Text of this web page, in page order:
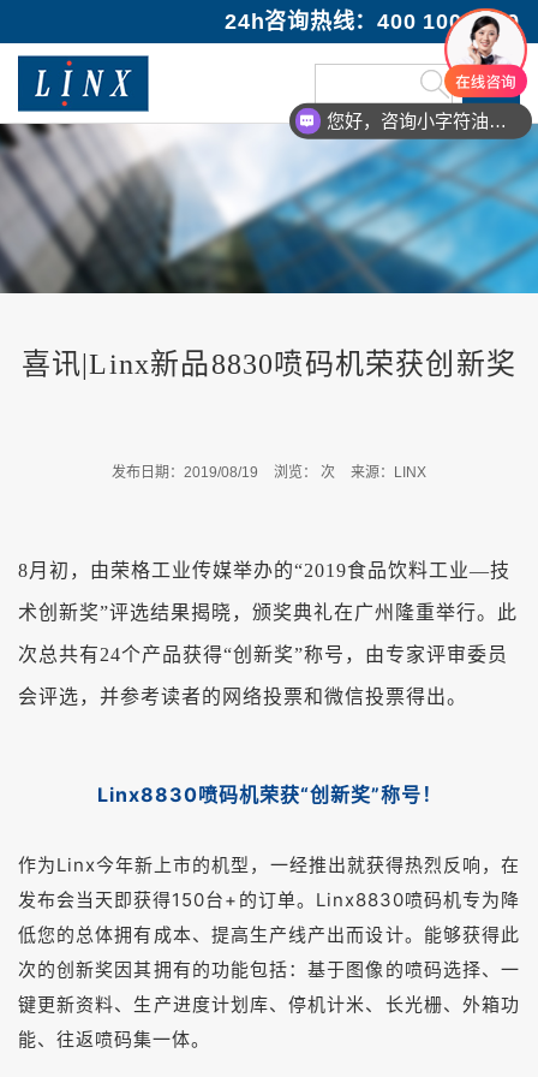
24h咨询热线：400 100 1089
喜讯|Linx新品8830喷码机荣获创新奖
发布日期：2019/08/19 浏览： 次 来源：LINX
8月初，由荣格工业传媒举办的“2019食品饮料工业—技
术创新奖”评选结果揭晓，颁奖典礼在广州隆重举行。此
次总共有24个产品获得“创新奖”称号，由专家评审委员
会评选，并参考读者的网络投票和微信投票得出。
Linx8830喷码机荣获“创新奖”称号！
作为Linx今年新上市的机型，一经推出就获得热烈反响，在
发布会当天即获得150台+的订单。Linx8830喷码机专为降
低您的总体拥有成本、提高生产线产出而设计。能够获得此
次的创新奖因其拥有的功能包括：基于图像的喷码选择、一
键更新资料、生产进度计划库、停机计米、长光栅、外箱功
能、往返喷码集一体。
您好，咨询小字符油墨喷码机